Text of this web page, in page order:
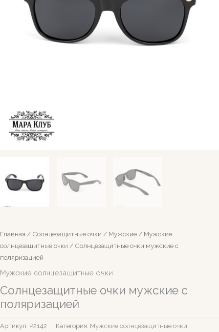
Главная / Солнцезащитные очки / Мужские / Мужские
солнцезащитные очки / Солнцезащитные очки мужские с
поляризацией
Мужские солнцезащитные очки
Солнцезащитные очки мужские с
поляризацией
Артикул: Р2142 Категория: Мужские солнцезащитные очки